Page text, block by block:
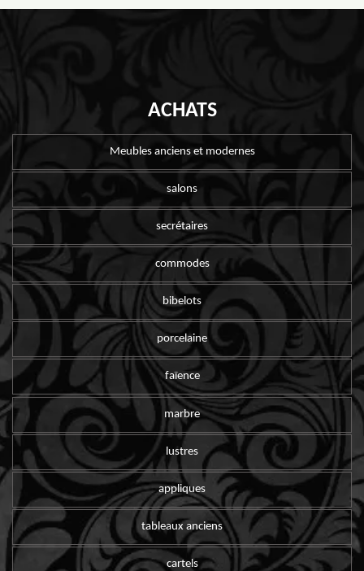
ACHATS
Meubles anciens et modernes
salons
secrétaires
commodes
bibelots
porcelaine
faïence
marbre
lustres
appliques
tableaux anciens
cartels